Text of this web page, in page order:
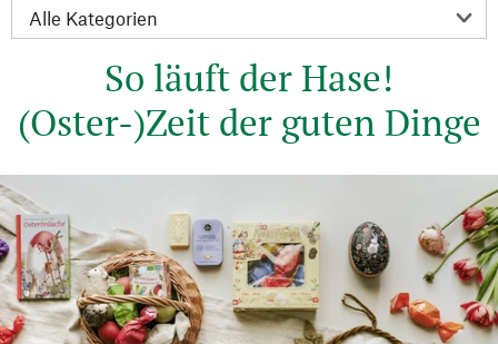
So läuft der Hase!
(Oster-)Zeit der guten Dinge